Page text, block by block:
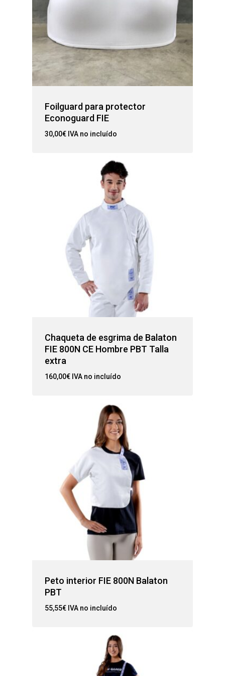
Foilguard para protector
Econoguard FIE
30,00€ IVA no incluído
Chaqueta de esgrima de Balaton
FIE 800N CE Hombre PBT Talla
extra
160,00€ IVA no incluído
Peto interior FIE 800N Balaton
PBT
55,55€ IVA no incluído